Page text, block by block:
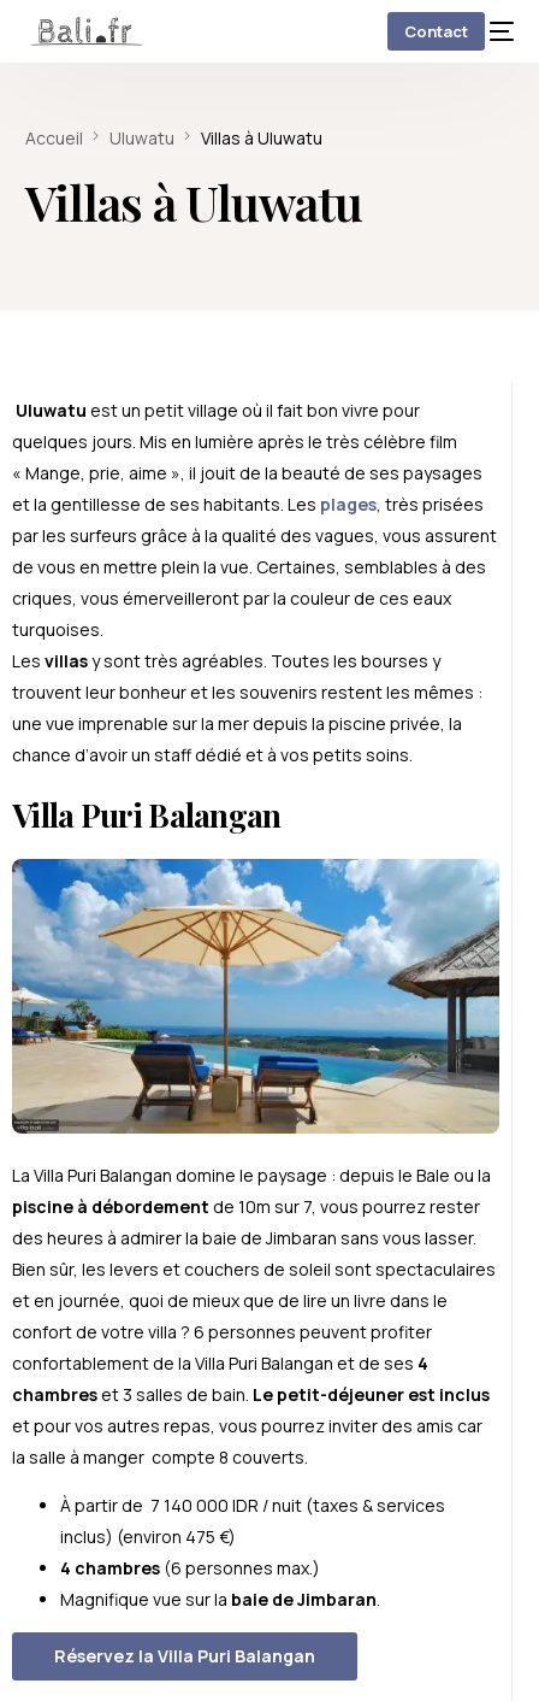
Contact
Accueil Uluwatu Villas à Uluwatu
Villas à Uluwatu
Uluwatu est un petit village où il fait bon vivre pour
quelques jours. Mis en lumière après le très célèbre film
« Mange, prie, aime », il jouit de la beauté de ses paysages
et la gentillesse de ses habitants. Les plages, très prisées
par les surfeurs grâce à la qualité des vagues, vous assurent
de vous en mettre plein la vue. Certaines, semblables à des
criques, vous émerveilleront par la couleur de ces eaux
turquoises.
Les villasy sont très agréables. Toutes les bourses y
trouvent leur bonheur et les souvenirs restent les mêmes :
une vue imprenable sur la mer depuis la piscine privée, la
chance d’avoir un staff dédié et à vos petits soins.
Villa Puri Balangan
La Villa Puri Balangan domine le paysage : depuis le Bale ou la
piscine à débordement de 10m sur 7, vous pourrez rester
des heures à admirer la baie de Jimbaran sans vous lasser.
Bien sûr, les levers et couchers de soleil sont spectaculaires
et en journée, quoi de mieux que de lire un livre dans le
confort de votre villa ? 6 personnes peuvent profiter
confortablement de la Villa Puri Balangan et de ses 4
chambreset 3 salles de bain. Le petit-déjeuner est inclus
et pour vos autres repas, vous pourrez inviter des amis car
la salle à manger compte 8 couverts.
À partir de 7 140 000 IDR / nuit (taxes & services
inclus) (environ 475 €)
4 chambres (6 personnes max.)
Magnifique vue sur la baie de Jimbaran.
Réservez la Villa Puri Balangan